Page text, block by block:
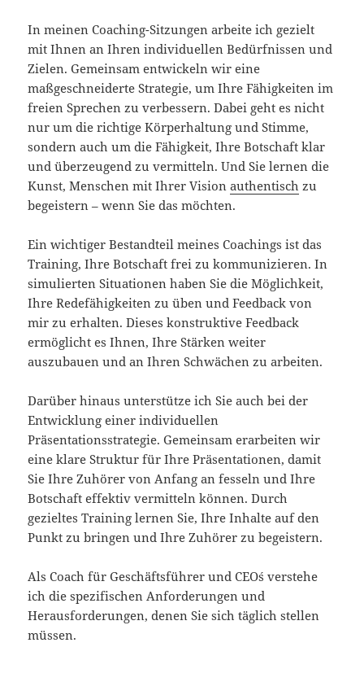
In meinen Coaching-Sitzungen arbeite ich gezielt
mit Ihnen an Ihren individuellen Bedürfnissen und
Zielen. Gemeinsam entwickeln wir eine
maßgeschneiderte Strategie, um Ihre Fähigkeiten im
freien Sprechen zu verbessern. Dabei geht es nicht
nur um die richtige Körperhaltung und Stimme,
sondern auch um die Fähigkeit, Ihre Botschaft klar
und überzeugend zu vermitteln. Und Sie lernen die
Kunst, Menschen mit Ihrer Visionauthentisch zu
begeistern – wenn Sie das möchten.
Ein wichtiger Bestandteil meines Coachings ist das
Training, Ihre Botschaft frei zu kommunizieren. In
simulierten Situationen haben Sie die Möglichkeit,
Ihre Redefähigkeiten zu üben und Feedback von
mir zu erhalten. Dieses konstruktive Feedback
ermöglicht es Ihnen, Ihre Stärken weiter
auszubauen und an Ihren Schwächen zu arbeiten.
Darüber hinaus unterstütze ich Sie auch bei der
Entwicklung einer individuellen
Präsentationsstrategie. Gemeinsam erarbeiten wir
eine klare Struktur für Ihre Präsentationen, damit
Sie Ihre Zuhörer von Anfang an fesseln und Ihre
Botschaft effektiv vermitteln können. Durch
gezieltes Training lernen Sie, Ihre Inhalte auf den
Punkt zu bringen und Ihre Zuhörer zu begeistern.
Als Coach für Geschäftsführer und CEO´s verstehe
ich die spezifischen Anforderungen und
Herausforderungen, denen Sie sich täglich stellen
müssen.